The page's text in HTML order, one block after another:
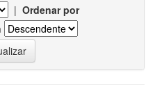
| Ordenar por